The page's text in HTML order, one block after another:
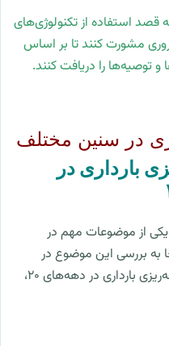
استفاده از تکنولوژی‌های
مشورت کنند تا بر اساس
توصیه‌ها را دریافت کنند.
در سنین مختلف
بارداری در
یکی از موضوعات مهم در
به بررسی این موضوع در
سنین مختلف و ارائه نکاتی برای برنامه‌ریزی بارداری در دهه‌های ۲۰،